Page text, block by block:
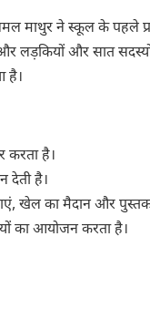
माथुर ने स्कूल के पहले
लड़कियों और सात
है।
करता है।
देती है।
खेल का मैदान और
का आयोजन करता है।